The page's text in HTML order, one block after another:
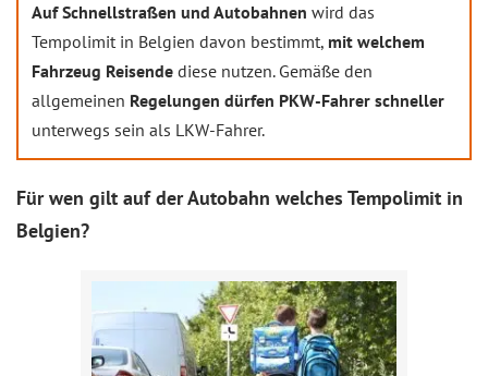
Auf Schnellstraßen und Autobahnen wird das
Tempolimit in Belgien davon bestimmt, mit welchem
Fahrzeug Reisende diese nutzen. Gemäße den
allgemeinen Regelungen dürfen PKW-Fahrer schneller
unterwegs sein als LKW-Fahrer.
Für wen gilt auf der Autobahn welches Tempolimit in
Belgien?